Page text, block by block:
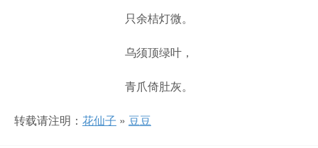
只余桔灯微。
乌须顶绿叶，
青爪倚肚灰。
转载请注明： 花仙子 » 豆豆